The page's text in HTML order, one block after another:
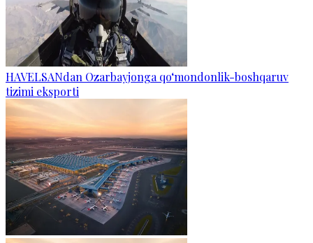
HAVELSANdan Ozarbayjonga qo‘mondonlik-boshqaruv
tizimi eksporti